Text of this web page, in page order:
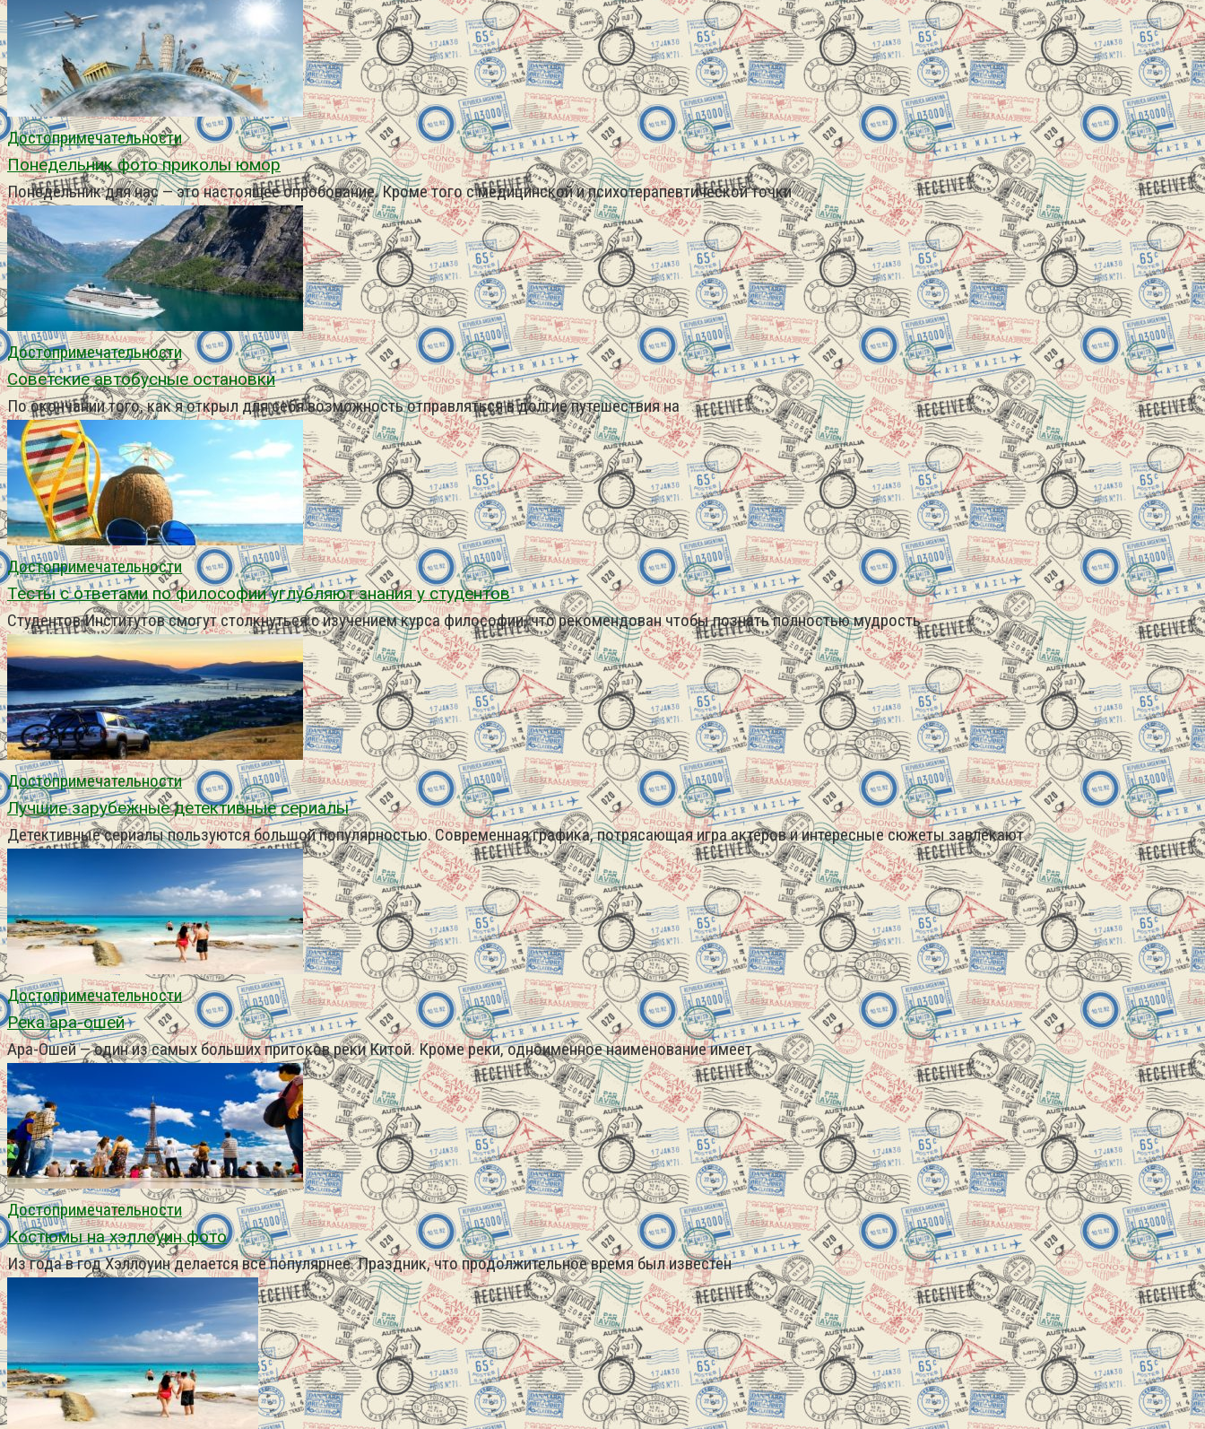
Достопримечательности
Понедельник фото приколы юмор
Понедельник для нас — это настоящее опробование. Кроме того с медицинской и психотерапевтической точки
Достопримечательности
Советские автобусные остановки
По окончании того, как я открыл для себя возможность отправляться в долгие путешествия на
Достопримечательности
Тесты с ответами по философии углубляют знания у студентов
Студентов Институтов смогут столкнуться с изучением курса философии, что рекомендован чтобы познать полностью мудрость
Достопримечательности
Лучшие зарубежные детективные сериалы
Детективные сериалы пользуются большой популярностью. Современная графика, потрясающая игра актеров и интересные сюжеты завлекают
Достопримечательности
Река ара-ошей
Ара-Ошей — один из самых больших притоков реки Китой. Кроме реки, одноименное наименование имеет
Достопримечательности
Костюмы на хэллоуин фото
Из года в год Хэллоуин делается всё популярнее. Праздник, что продолжительное время был известен